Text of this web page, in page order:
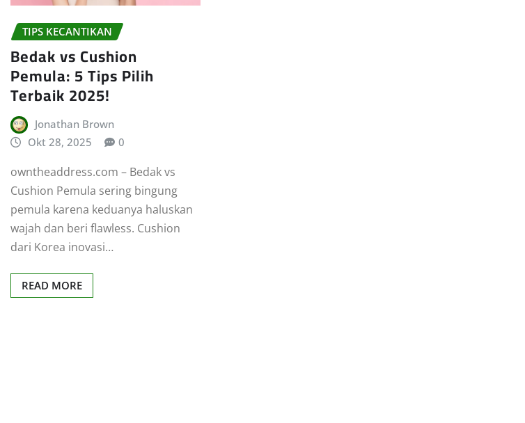
TIPS KECANTIKAN
Bedak vs Cushion
Pemula: 5 Tips Pilih
Terbaik 2025!
Jonathan Brown
Okt 28, 2025
0
owntheaddress.com – Bedak vs
Cushion Pemula sering bingung
pemula karena keduanya haluskan
wajah dan beri flawless. Cushion
dari Korea inovasi…
READ MORE